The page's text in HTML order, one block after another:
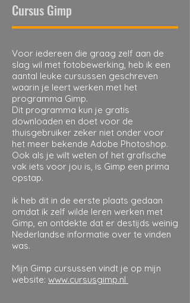
Cursus Gimp
Voor iedereen die graag zelf aan de
slag wil met fotobewerking, heb ik een
aantal leuke cursussen geschreven
waarin je leert werken met het
programma Gimp.
Dit programma kun je gratis
downloaden en doet voor de
thuisgebruiker zeker niet onder voor
het meer bekende Adobe Photoshop.
Ook als je wilt weten of het grafische
vak iets voor jou is, is Gimp een prima
opstap.
ik heb dit in de eerste plaats gedaan
omdat ik zelf wilde leren werken met
Gimp, en ontdekte dat er destijds weinig
Nederlandse informatie over te vinden
was.
Mijn Gimp cursussen vindt je op mijn
website: www.cursusgimp.nl